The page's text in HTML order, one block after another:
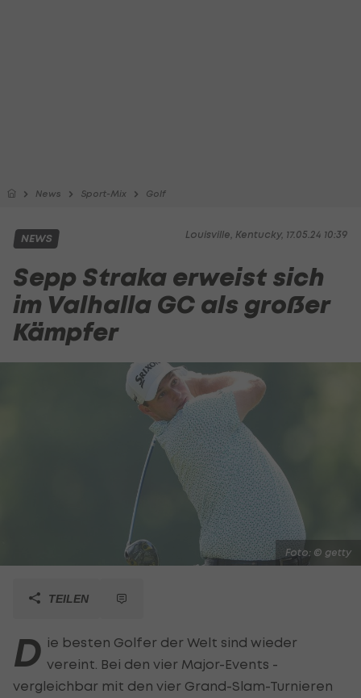
News Sport-Mix Golf
Louisville, Kentucky, 17.05.24 10:39
NEWS
Sepp Straka erweist sich
im Valhalla GC als großer
Kämpfer
Foto: © getty
TEILEN
D ie besten Golfer der Welt sind wieder
vereint. Bei den vier Major-Events -
vergleichbar mit den vier Grand-Slam-Turnieren